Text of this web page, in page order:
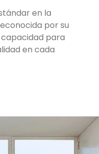
en la
por su
capacidad para
en cada